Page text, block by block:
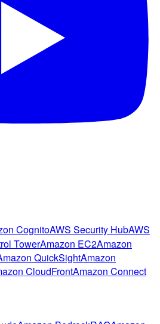
CognitoAWS Security HubAWS
TowerAmazon EC2Amazon
QuickSightAmazon
CloudFrontAmazon Connect